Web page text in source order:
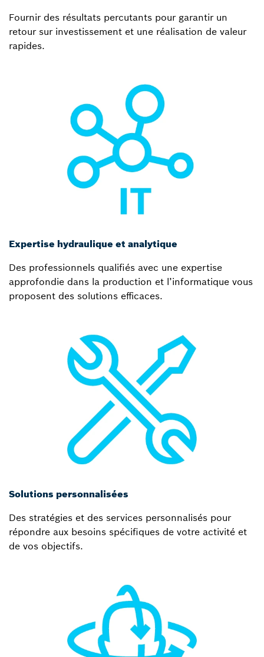
Fournir des résultats percutants pour garantir un
retour sur investissement et une réalisation de valeur
rapides.
Expertise hydraulique et analytique
Des professionnels qualifiés avec une expertise
approfondie dans la production et l’informatique vous
proposent des solutions efficaces.
Solutions personnalisées
Des stratégies et des services personnalisés pour
répondre aux besoins spécifiques de votre activité et
de vos objectifs.